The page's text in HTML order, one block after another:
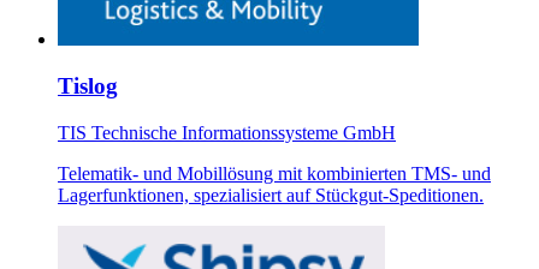
Tislog
TIS Technische Informationssysteme GmbH
Telematik- und Mobillösung mit kombinierten TMS- und
Lagerfunktionen, spezialisiert auf Stückgut-Speditionen.